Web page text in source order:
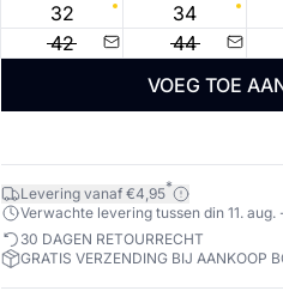
32 34
42
44
VOEG TOE
Levering vanaf €4,95*
Verwachte levering tussen din 11. aug.
30 DAGEN RETOURRECHT
GRATIS VERZENDING BIJ AANKOOP